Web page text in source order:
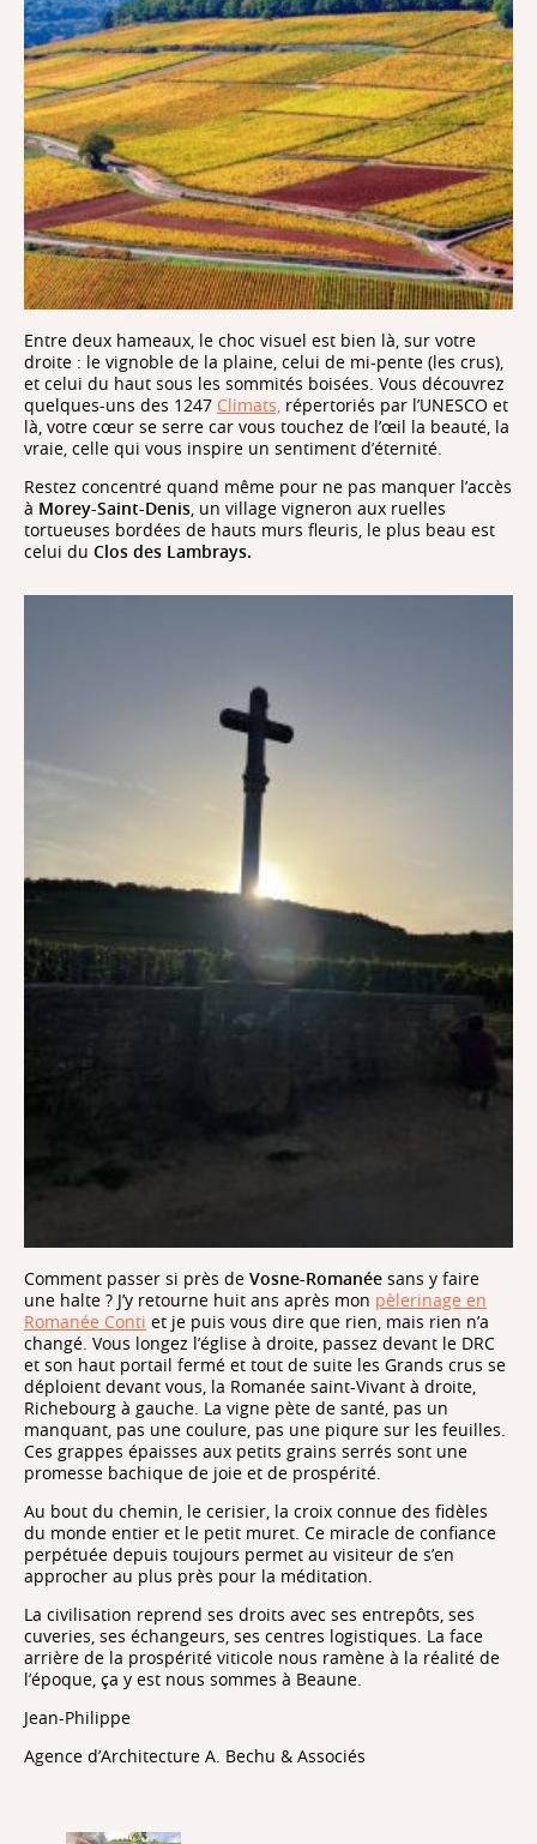
Climats
: hors de question,
Entre deux hameaux, le choc visuel est bien là, sur votre
droite : le vignoble de la plaine, celui de mi-pente (les crus),
et celui du haut sous les sommités boisées. Vous découvrez
quelques-uns des 1247 Climats, répertoriés par l’UNESCO et
là, votre cœur se serre car vous touchez de l’œil la beauté, la
vraie, celle qui vous inspire un sentiment d’éternité.
Restez concentré quand même pour ne pas manquer l’accès
à Morey-Saint-Denis , un village vigneron aux ruelles
tortueuses bordées de hauts murs fleuris, le plus beau est
celui du Clos des Lambrays.
Comment passer si près de Vosne-Romanée sans y faire
une halte ? J’y retourne huit ans après mon pèlerinage en
Romanée Conti et je puis vous dire que rien, mais rien n’a
changé. Vous longez l’église à droite, passez devant le DRC
et son haut portail fermé et tout de suite les Grands crus se
déploient devant vous, la Romanée saint-Vivant à droite,
Richebourg à gauche. La vigne pète de santé, pas un
manquant, pas une coulure, pas une piqure sur les feuilles.
Ces grappes épaisses aux petits grains serrés sont une
promesse bachique de joie et de prospérité.
Au bout du chemin, le cerisier, la croix connue des fidèles
du monde entier et le petit muret. Ce miracle de confiance
perpétuée depuis toujours permet au visiteur de s’en
approcher au plus près pour la méditation.
La civilisation reprend ses droits avec ses entrepôts, ses
cuveries, ses échangeurs, ses centres logistiques. La face
arrière de la prospérité viticole nous ramène à la réalité de
l’époque, ça y est nous sommes à Beaune.
Jean-Philippe
Agence d’Architecture A. Bechu & Associés